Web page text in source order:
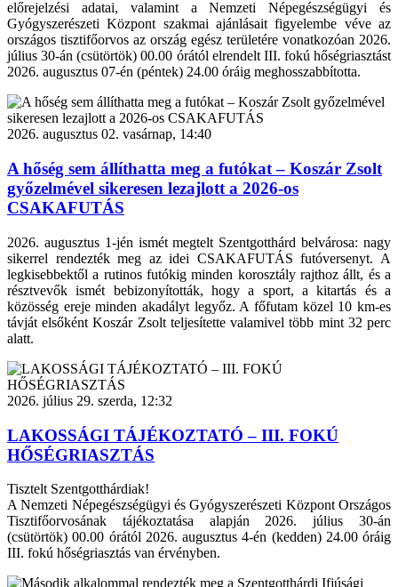
előrejelzési adatai, valamint a Nemzeti Népegészségügyi és
Gyógyszerészeti Központ szakmai ajánlásait figyelembe véve az
országos tisztifőorvos az ország egész területére vonatkozóan 2026.
július 30-án (csütörtök) 00.00 órától elrendelt III. fokú hőségriasztást
2026. augusztus 07-én (péntek) 24.00 óráig meghosszabbította.
2026. augusztus 02. vasárnap, 14:40
A hőség sem állíthatta meg a futókat – Koszár Zsolt
győzelmével sikeresen lezajlott a 2026-os
CSAKAFUTÁS
2026. augusztus 1-jén ismét megtelt Szentgotthárd belvárosa: nagy
sikerrel rendezték meg az idei CSAKAFUTÁS futóversenyt. A
legkisebbektől a rutinos futókig minden korosztály rajthoz állt, és a
résztvevők ismét bebizonyították, hogy a sport, a kitartás és a
közösség ereje minden akadályt legyőz. A főfutam közel 10 km-es
távját elsőként Koszár Zsolt teljesítette valamivel több mint 32 perc
alatt.
2026. július 29. szerda, 12:32
LAKOSSÁGI TÁJÉKOZTATÓ – III. FOKÚ
HŐSÉGRIASZTÁS
Tisztelt Szentgotthárdiak!
A Nemzeti Népegészségügyi és Gyógyszerészeti Központ Országos
Tisztifőorvosának tájékoztatása alapján 2026. július 30-án
(csütörtök) 00.00 órától 2026. augusztus 4-én (kedden) 24.00 óráig
III. fokú hőségriasztás van érvényben.